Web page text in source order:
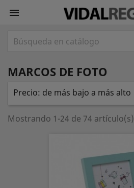

MARCOS DE FOTO
Precio: de más bajo a más alto
Mostrando 1-24 de 74 artículo(s)